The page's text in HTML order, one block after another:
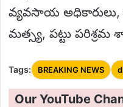
వ్యవసాయ అధికారులు,
మత్స్య, పట్టు పరిశ్రమ
Tags: BREAKING NEWS
Our YouTube